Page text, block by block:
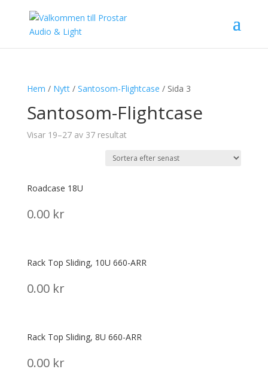
Hem / Nytt/ Santosom-Flightcase / Sida 3
Santosom-Flightcase
Visar 19–27 av 37 resultatSortera
senaste
Roadcase 18U
0.00 kr
Rack Top Sliding, 10U 660-ARR
0.00 kr
Rack Top Sliding, 8U 660-ARR
0.00 kr